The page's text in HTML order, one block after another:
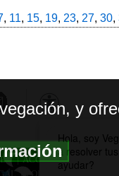
, 11, 15, 19, 23, 27, 30,
|ACCESIBILIDAD
| POLITICA DE
y